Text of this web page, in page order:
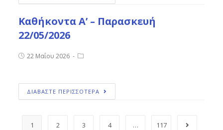
Καθήκοντα Α’ – Παρασκευή
22/05/2026
22 Μαΐου 2026
ΔΙΑΒΑΣΤΕ ΠΕΡΙΣΣΟΤΕΡΑ
1 2 3 4 … 117